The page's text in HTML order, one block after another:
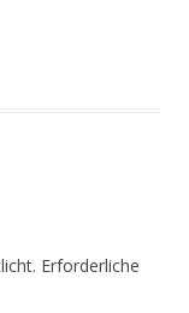
Erforderliche